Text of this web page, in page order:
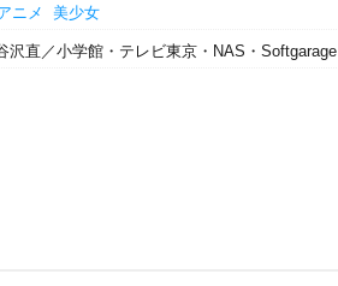
ニメ 美少女
沢直／小学館・テレビ東京・NAS・Softgarage